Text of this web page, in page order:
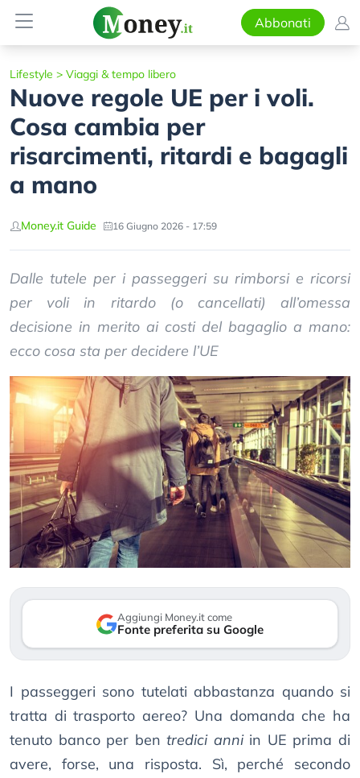
Abbonati
Lifestyle > Viaggi & tempo libero
Nuove regole UE per i voli.
Cosa cambia per
risarcimenti, ritardi e bagagli
a mano
Money.it Guide 16 Giugno 2026 - 17:59
Dalle tutele per i passeggeri su rimborsi e ricorsi
per voli in ritardo (o cancellati) all’omessa
decisione in merito ai costi del bagaglio a mano:
ecco cosa sta per decidere l’UE
Aggiungi Money.it come
Fonte preferita su Google
I passeggeri sono tutelati abbastanza quando si
tratta di trasporto aereo? Una domanda che ha
tenuto banco per bentredici anniin UE prima di
avere, forse, una risposta. Sì, perché secondo